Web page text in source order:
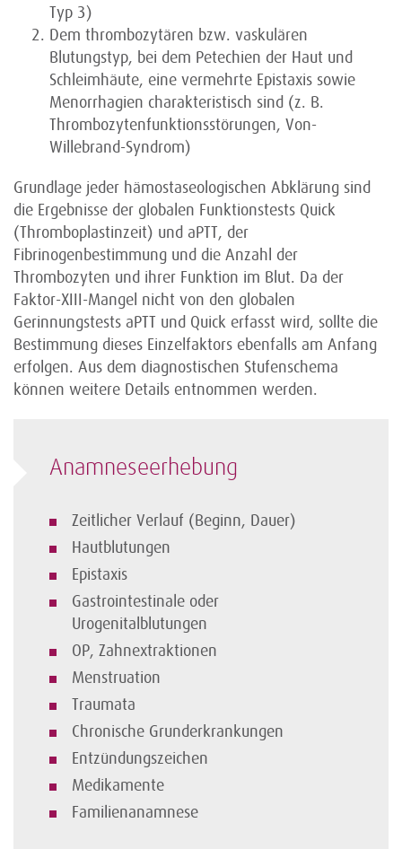
Typ 3)
Dem thrombozytären bzw. vaskulären
Blutungstyp, bei dem Petechien der Haut und
Schleimhäute, eine vermehrte Epistaxis sowie
Menorrhagien charakteristisch sind (z. B.
Thrombozytenfunktionsstörungen, Von-
Willebrand-Syndrom)
Grundlage jeder hämostaseologischen Abklärung sind
die Ergebnisse der globalen Funktionstests Quick
(Thromboplastinzeit) und aPTT, der
Fibrinogenbestimmung und die Anzahl der
Thrombozyten und ihrer Funktion im Blut. Da der
Faktor-XIII-Mangel nicht von den globalen
Gerinnungstests aPTT und Quick erfasst wird, sollte die
Bestimmung dieses Einzelfaktors ebenfalls am Anfang
erfolgen. Aus dem diagnostischen Stufenschema
können weitere Details entnommen werden.
Anamneseerhebung
Zeitlicher Verlauf (Beginn, Dauer)
Hautblutungen
Epistaxis
Gastrointestinale oder
Urogenitalblutungen
OP, Zahnextraktionen
Menstruation
Traumata
Chronische Grunderkrankungen
Entzündungszeichen
Medikamente
Familienanamnese